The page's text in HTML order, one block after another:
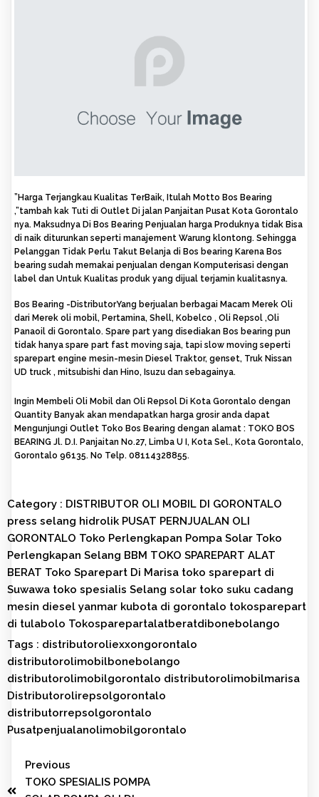
”Harga Terjangkau Kualitas TerBaik, Itulah Motto Bos Bearing
,”tambah kak Tuti di Outlet Di jalan Panjaitan Pusat Kota Gorontalo
nya. Maksudnya Di Bos Bearing Penjualan harga Produknya tidak Bisa
di naik diturunkan seperti manajement Warung klontong. Sehingga
Pelanggan Tidak Perlu Takut Belanja di Bos bearing Karena Bos
bearing sudah memakai penjualan dengan Komputerisasi dengan
label dan Untuk Kualitas produk yang dijual terjamin kualitasnya.
Bos Bearing -DistributorYang berjualan berbagai Macam Merek Oli
dari Merek oli mobil, Pertamina, Shell, Kobelco , Oli Repsol ,Oli
Panaoil di Gorontalo. Spare part yang disediakan Bos bearing pun
tidak hanya spare part fast moving saja, tapi slow moving seperti
sparepart engine mesin-mesin Diesel Traktor, genset, Truk Nissan
UD truck , mitsubishi dan Hino, Isuzu dan sebagainya.
Ingin Membeli Oli Mobil dan Oli Repsol Di Kota Gorontalo dengan
Quantity Banyak akan mendapatkan harga grosir anda dapat
Mengunjungi Outlet Toko Bos Bearing dengan alamat : TOKO BOS
BEARING Jl. D.I. Panjaitan No.27, Limba U I, Kota Sel., Kota Gorontalo,
Gorontalo 96135. No Telp. 08114328855.
Category : DISTRIBUTOR OLI MOBIL DI GORONTALO
press selang hidrolik PUSAT PERNJUALAN OLI
GORONTALO Toko Perlengkapan Pompa Solar Toko
Perlengkapan Selang BBM TOKO SPAREPART ALAT
BERAT Toko Sparepart Di Marisa toko sparepart di
Suwawa toko spesialis Selang solar toko suku cadang
mesin diesel yanmar kubota di gorontalo tokosparepart
di tulabolo Tokosparepartalatberatdibonebolango
Tags : distributoroliexxongorontalo
distributorolimobilbonebolango
distributorolimobilgorontalo distributorolimobilmarisa
Distributorolirepsolgorontalo
distributorrepsolgorontalo
Pusatpenjualanolimobilgorontalo
Previous
TOKO SPESIALIS POMPA